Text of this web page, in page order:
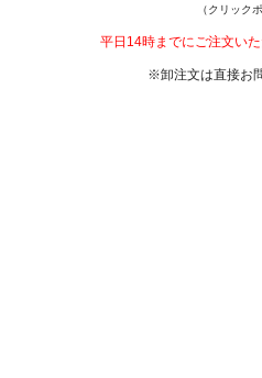
（クリック
平日14時までにご注文い
※卸注文は直接お